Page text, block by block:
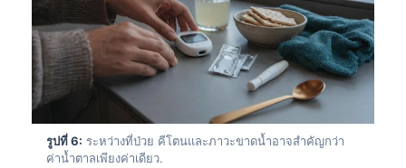
รูปที่ 6: ระหว่างที่ป่วย คีโตนและภาวะขาดน้ำอาจสำคัญกว่า
ค่าน้ำตาลเพียงค่าเดียว.